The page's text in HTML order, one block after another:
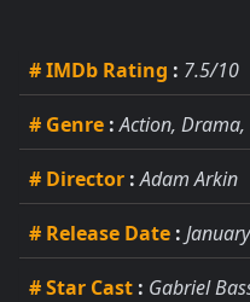
# IMDb Rating : 7.5/10
# Genre : Action,
# Director : Adam Arkin
# Release Date :
# Star Cast : Gabriel